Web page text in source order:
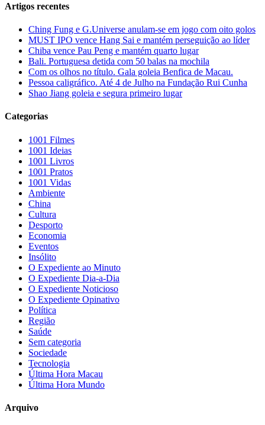
Artigos recentes
Ching Fung e G.Universe anulam-se em jogo com oito golos
MUST IPO vence Hang Sai e mantém perseguição ao líder
Chiba vence Pau Peng e mantém quarto lugar
Bali. Portuguesa detida com 50 balas na mochila
Com os olhos no título. Gala goleia Benfica de Macau.
Pessoa caligráfico. Até 4 de Julho na Fundação Rui Cunha
Shao Jiang goleia e segura primeiro lugar
Categorias
1001 Filmes
1001 Ideias
1001 Livros
1001 Pratos
1001 Vidas
Ambiente
China
Cultura
Desporto
Economia
Eventos
Insólito
O Expediente ao Minuto
O Expediente Dia-a-Dia
O Expediente Noticioso
O Expediente Opinativo
Política
Região
Saúde
Sem categoria
Sociedade
Tecnologia
Última Hora Macau
Última Hora Mundo
Arquivo